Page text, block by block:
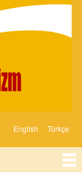
English Türkçe